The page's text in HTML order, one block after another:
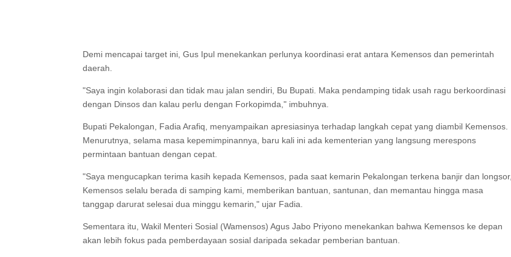
Demi mencapai target ini, Gus Ipul menekankan perlunya koordinasi erat antara Kemensos dan pemerintah
daerah.
"Saya ingin kolaborasi dan tidak mau jalan sendiri, Bu Bupati. Maka pendamping tidak usah ragu berkoordinasi
dengan Dinsos dan kalau perlu dengan Forkopimda," imbuhnya.
Bupati Pekalongan, Fadia Arafiq, menyampaikan apresiasinya terhadap langkah cepat yang diambil Kemensos.
Menurutnya, selama masa kepemimpinannya, baru kali ini ada kementerian yang langsung merespons
permintaan bantuan dengan cepat.
"Saya mengucapkan terima kasih kepada Kemensos, pada saat kemarin Pekalongan terkena banjir dan longsor,
Kemensos selalu berada di samping kami, memberikan bantuan, santunan, dan memantau hingga masa
tanggap darurat selesai dua minggu kemarin," ujar Fadia.
Sementara itu, Wakil Menteri Sosial (Wamensos) Agus Jabo Priyono menekankan bahwa Kemensos ke depan
akan lebih fokus pada pemberdayaan sosial daripada sekadar pemberian bantuan.